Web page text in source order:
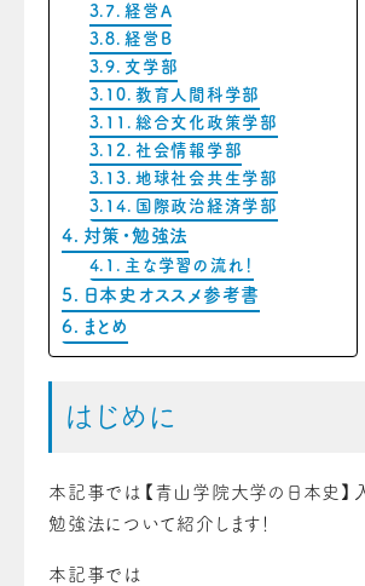
経営A
経営B
文学部
教育人間科学部
総合文化政策学部
社会情報学部
地球社会共生学部
国際政治経済学部
対策・勉強法
主な学習の流れ！
日本史オススメ参考書
まとめ
はじめに
本記事では【青山学院大学の日本史】入
勉強法について紹介します！
本記事では